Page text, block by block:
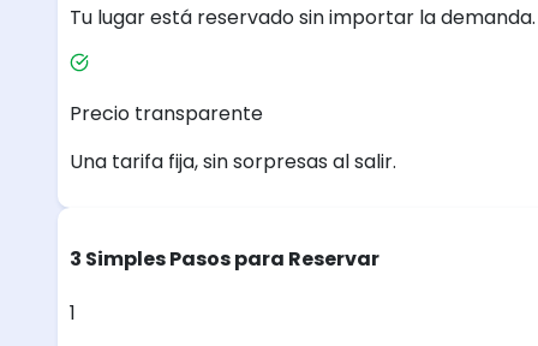
Tu lugar está reservado sin importar la demanda.
Precio transparente
Una tarifa fija, sin sorpresas al salir.
3 Simples Pasos para Reservar
1